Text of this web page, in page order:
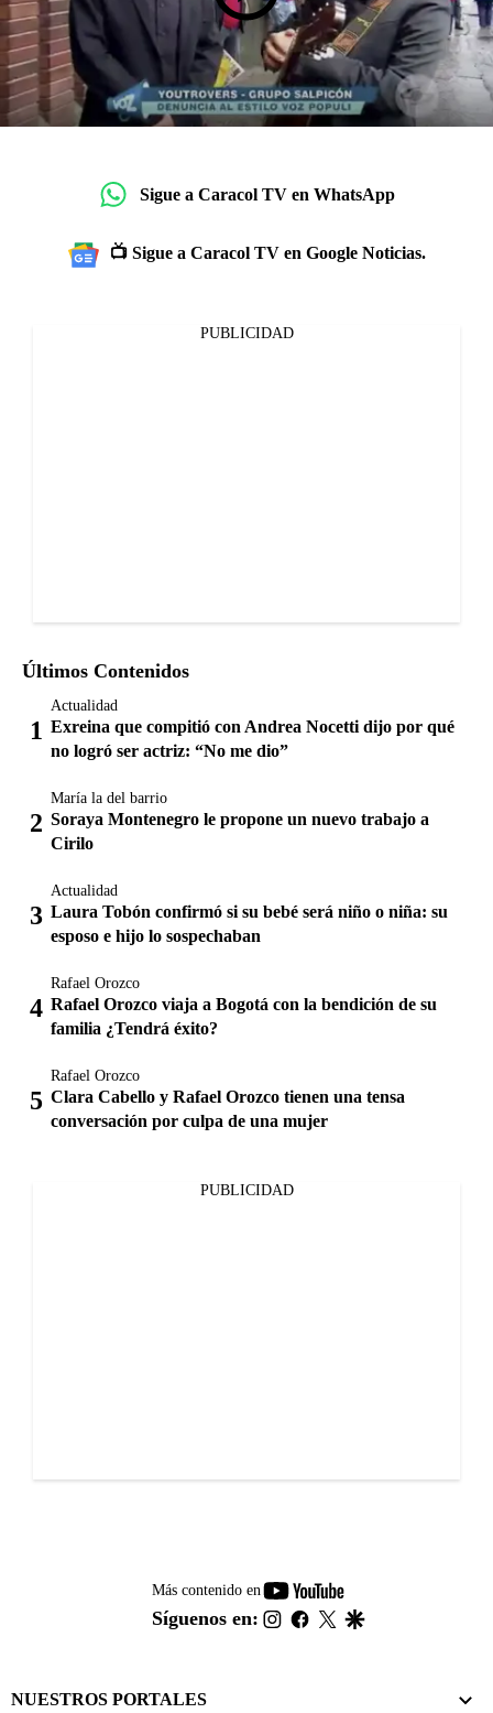
Sigue a Caracol TV en WhatsApp
📺 Sigue a Caracol TV en Google Noticias.
PUBLICIDAD
Últimos Contenidos
Actualidad
Exreina que compitió con Andrea Nocetti dijo por qué
no logró ser actriz: “No me dio”
María la del barrio
Soraya Montenegro le propone un nuevo trabajo a
Cirilo
Actualidad
Laura Tobón confirmó si su bebé será niño o niña: su
esposo e hijo lo sospechaban
Rafael Orozco
Rafael Orozco viaja a Bogotá con la bendición de su
familia ¿Tendrá éxito?
Rafael Orozco
Clara Cabello y Rafael Orozco tienen una tensa
conversación por culpa de una mujer
PUBLICIDAD
Más contenido en
youtube-
footer
Síguenos en: instagram
facebook
twitter
NUESTROS PORTALES